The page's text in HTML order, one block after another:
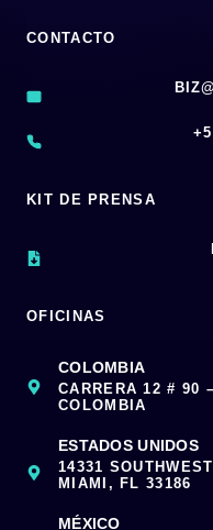
CONTACTO
KIT DE PRENSA
OFICINAS
COLOMBIA
CARRERA 12 # 90
COLOMBIA
ESTADOS UNIDOS
14331
MIAMI, FL 33186
MÉXICO